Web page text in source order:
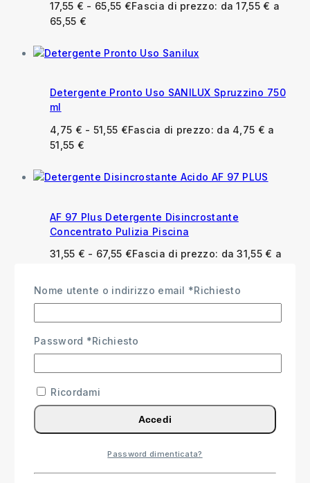
17,55 € - 65,55 €Fascia di prezzo: da 17,55 € a
65,55 €
Detergente Pronto Uso SANILUX Spruzzino 750
ml
4,75 € - 51,55 €Fascia di prezzo: da 4,75 € a
51,55 €
AF 97 Plus Detergente Disincrostante
Concentrato Pulizia Piscina
31,55 € - 67,55 €Fascia di prezzo: da 31,55 € a
Anfosan Detergente Igienizzante per
Pavimenti e Superfici con Profumo Balsamico
15,99€
Nome utente o indirizzo email *Richiesto
Password *Richiesto
Ricordami
Accedi
Password dimenticata?